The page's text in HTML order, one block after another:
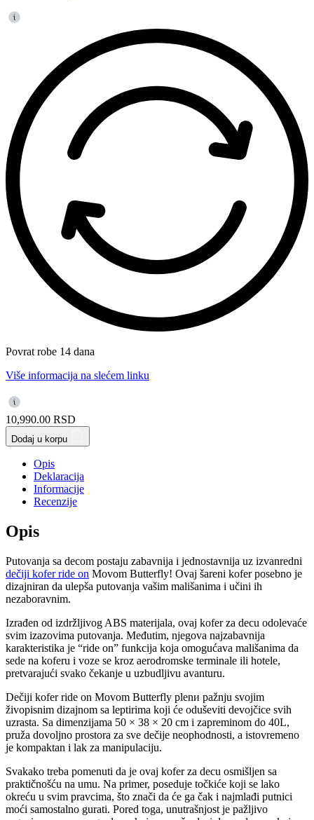
Povrat robe 14 dana
Više informacija na slećem linku
10,990.00 RSD
Dodaj u korpu
Opis
Deklaracija
Informacije
Recenzije
Opis
Putovanja sa decom postaju zabavnija i jednostavnija uz izvanredni
dečiji kofer ride on Movom Butterfly! Ovaj šareni kofer posebno je
dizajniran da ulepša putovanja vašim mališanima i učini ih
nezaboravnim.
Izrađen od izdržljivog ABS materijala, ovaj kofer za decu odolevаće
svim izazovima putovanja. Međutim, njegova najzabavnija
karakteristika je “ride on” funkcija koja omogućava mališanima da
sede na koferu i voze se kroz aerodromske terminale ili hotele,
pretvarajući svako čekanje u uzbudljivu avanturu.
Dečiji kofer ride on Movom Butterfly plenи pažnju svojim
živopisnim dizajnom sa leptirima koji će oduševiti devojčice svih
uzrasta. Sa dimenzijama 50 × 38 × 20 cm i zapreminom do 40L,
pruža dovoljno prostora za sve dečije neophodnosti, a istovremeno
je kompaktan i lak za manipulaciju.
Svakako treba pomenuti da je ovaj kofer za decu osmišljen sa
praktičnošću na umu. Na primer, poseduje točkiće koji se lako
okreću u svim pravcima, što znači da će ga čak i najmlađi putnici
moći samostalno gurati. Pored toga, unutrašnjost je pažljivo